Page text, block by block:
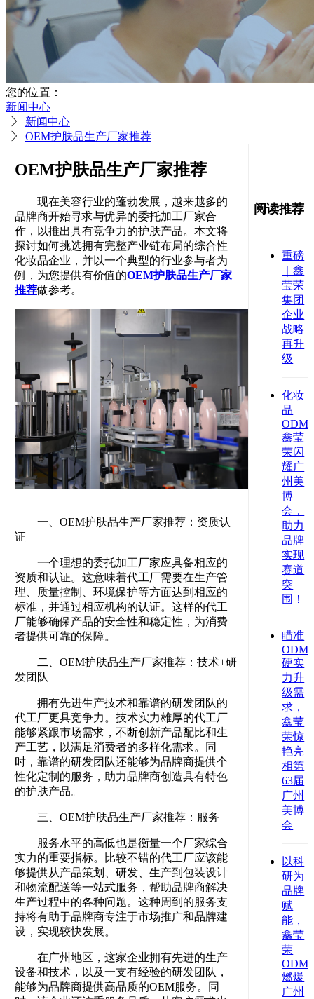
您的位置：
新闻中心
新闻中心
OEM护肤品生产厂家推荐
阅读推荐
重磅
｜鑫
莹荣
集团
企业
战略
再升
级
化妆
品
鑫莹
荣闪
耀广
州美
博
会，
助力
品牌
实现
赛道
突
围！
瞄准
ODM/
硬实
力升
级需
求，
鑫莹
荣惊
艳亮
相第
63届
广州
美博
会
以科
研为
品牌
赋
能，
鑫莹
荣
ODM/
燃爆
广州
OEM护肤品生产厂家推荐
现在美容行业的蓬勃发展，越来越多的
品牌商开始寻求与优异的委托加工厂家合
作，以推出具有竞争力的护肤产品。本文将
探讨如何挑选拥有完整产业链布局的综合性
化妆品企业，并以一个典型的行业参与者为
例，为您提供有价值的OEM护肤品生产厂家
推荐做参考。
一、OEM护肤品生产厂家推荐：资质认
证
一个理想的委托加工厂家应具备相应的
资质和认证。这意味着代工厂需要在生产管
理、质量控制、环境保护等方面达到相应的
标准，并通过相应机构的认证。这样的代工
厂能够确保产品的安全性和稳定性，为消费
者提供可靠的保障。
二、OEM护肤品生产厂家推荐：技术+研
发团队
拥有先进生产技术和靠谱的研发团队的
代工厂更具竞争力。技术实力雄厚的代工厂
能够紧跟市场需求，不断创新产品配比和生
产工艺，以满足消费者的多样化需求。同
时，靠谱的研发团队还能够为品牌商提供个
性化定制的服务，助力品牌商创造具有特色
的护肤产品。
三、OEM护肤品生产厂家推荐：服务
服务水平的高低也是衡量一个厂家综合
实力的重要指标。比较不错的代工厂应该能
够提供从产品策划、研发、生产到包装设计
和物流配送等一站式服务，帮助品牌商解决
生产过程中的各种问题。这种周到的服务支
持将有助于品牌商专注于市场推广和品牌建
设，实现较快发展。
在广州地区，这家企业拥有先进的生产
设备和技术，以及一支有经验的研发团队，
能够为品牌商提供高品质的OEM服务。同